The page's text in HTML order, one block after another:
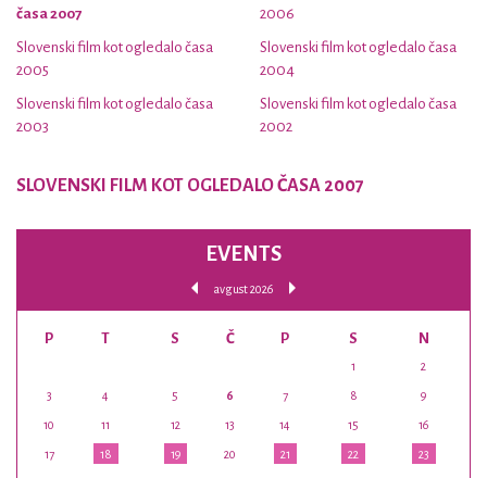
časa 2007
2006
Slovenski film kot ogledalo časa
2005
Slovenski film kot ogledalo časa
2004
Slovenski film kot ogledalo časa
2003
Slovenski film kot ogledalo časa
2002
SLOVENSKI FILM KOT OGLEDALO ČASA 2007
EVENTS
avgust 2026
P T S Č P S N
1 2
3 4 5 6 7 8 9
10 11 12 13 14 15 16
17 18 19 20 21 22 23